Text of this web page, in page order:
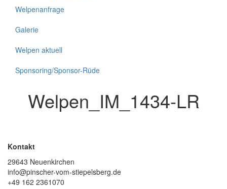
Welpenanfrage
Galerie
Welpen aktuell
Sponsoring/Sponsor-Rüde
Welpen_IM_1434-LR
Kontakt
29643 Neuenkirchen
info@pinscher-vom-stiepelsberg.de
+49 162 2361070